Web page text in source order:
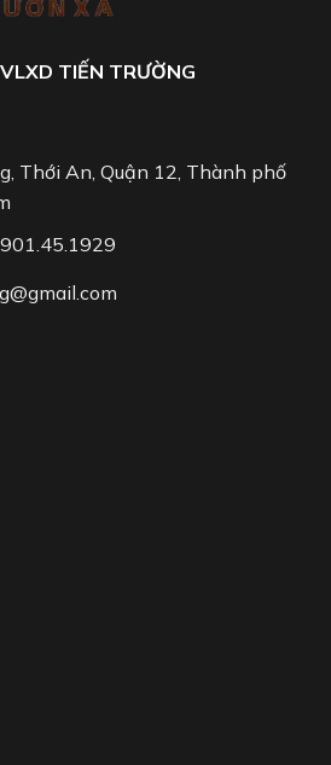
TIẾN TRƯỜNG
Thới An, Quận 12, Thành phố